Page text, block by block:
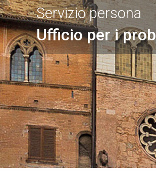
Ufficio per i
Servizio persona